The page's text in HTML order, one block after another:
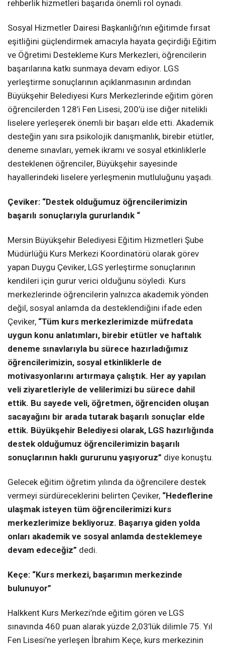
rehberlik hizmetleri başarıda önemli rol oynadı.
Sosyal Hizmetler Dairesi Başkanlığı’nın eğitimde fırsat
eşitliğini güçlendirmek amacıyla hayata geçirdiği Eğitim
ve Öğretimi Destekleme Kurs Merkezleri, öğrencilerin
başarılarına katkı sunmaya devam ediyor. LGS
yerleştirme sonuçlarının açıklanmasının ardından
Büyükşehir Belediyesi Kurs Merkezlerinde eğitim gören
öğrencilerden 128’i Fen Lisesi, 200’ü ise diğer nitelikli
liselere yerleşerek önemli bir başarı elde etti. Akademik
desteğin yanı sıra psikolojik danışmanlık, birebir etütler,
deneme sınavları, yemek ikramı ve sosyal etkinliklerle
desteklenen öğrenciler, Büyükşehir sayesinde
hayallerindeki liselere yerleşmenin mutluluğunu yaşadı.
Çeviker: “Destek olduğumuz öğrencilerimizin
başarılı sonuçlarıyla gururlandık “
Mersin Büyükşehir Belediyesi Eğitim Hizmetleri Şube
Müdürlüğü Kurs Merkezi Koordinatörü olarak görev
yapan Duygu Çeviker, LGS yerleştirme sonuçlarının
kendileri için gurur verici olduğunu söyledi. Kurs
merkezlerinde öğrencilerin yalnızca akademik yönden
değil, sosyal anlamda da desteklendiğini ifade eden
Çeviker, “Tüm kurs merkezlerimizde müfredata
uygun konu anlatımları, birebir etütler ve haftalık
deneme sınavlarıyla bu sürece hazırladığımız
öğrencilerimizin, sosyal etkinliklerle de
motivasyonlarını artırmaya çalıştık. Her ay yapılan
veli ziyaretleriyle de velilerimizi bu sürece dahil
ettik. Bu sayede veli, öğretmen, öğrenciden oluşan
sacayağını bir arada tutarak başarılı sonuçlar elde
ettik. Büyükşehir Belediyesi olarak, LGS hazırlığında
destek olduğumuz öğrencilerimizin başarılı
sonuçlarının haklı gururunu yaşıyoruz” diye konuştu.
Gelecek eğitim öğretim yılında da öğrencilere destek
vermeyi sürdüreceklerini belirten Çeviker, “Hedeflerine
ulaşmak isteyen tüm öğrencilerimizi kurs
merkezlerimize bekliyoruz. Başarıya giden yolda
onları akademik ve sosyal anlamda desteklemeye
devam edeceğiz” dedi.
Keçe: “Kurs merkezi, başarımın merkezinde
bulunuyor”
Halkkent Kurs Merkezi’nde eğitim gören ve LGS
sınavında 460 puan alarak yüzde 2,03’lük dilimle 75. Yıl
Fen Lisesi’ne yerleşen İbrahim Keçe, kurs merkezinin